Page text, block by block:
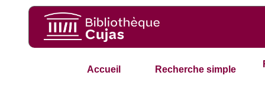
Accueil Recherche simple